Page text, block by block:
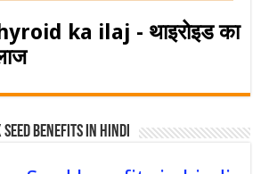
ka ilaj - थाइरोइड का
Seed Benefits in hindi